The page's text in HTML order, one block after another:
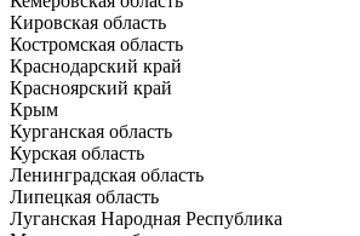
Кировская область
Костромская область
Краснодарский край
Красноярский край
Крым
Курганская область
Курская область
Ленинградская область
Липецкая область
Луганская Народная Республика